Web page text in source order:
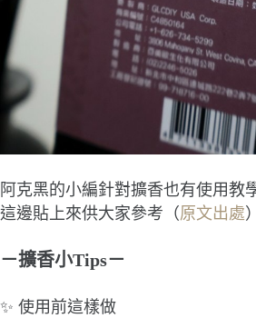
阿克黑的小編針對擴香也有使用教
這邊貼上來供大家參考（原文出處）
－擴香小Tips－
✨ 使用前這樣做